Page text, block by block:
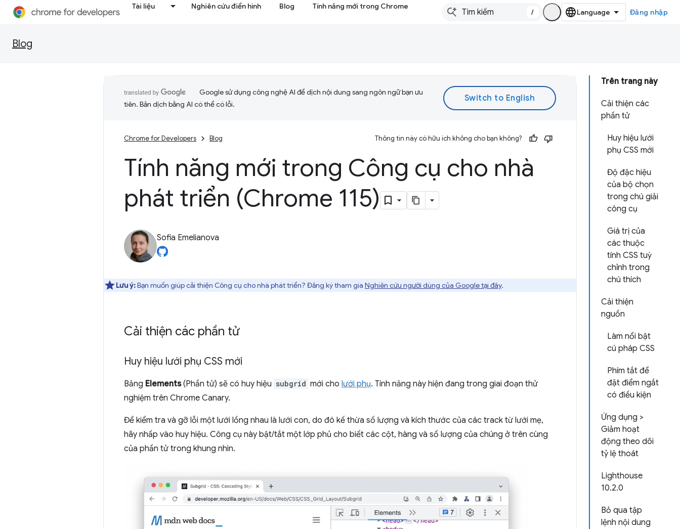
Tài liệu Nghiên cứu điển hình Blog Tính năng mới trong Chrome
/ Đăng nhập
Blog
Trên trang này
Cải thiện các
phần tử
Huy hiệu lưới
phụ CSS mới
Độ đặc hiệu
của bộ chọn
trong chú giải
công cụ
Giá trị của
các thuộc
tính CSS tuỳ
chỉnh trong
chú thích
Cải thiện
nguồn
Làm nổi bật
cú pháp CSS
Phím tắt để
đặt điểm ngắt
có điều kiện
Ứng dụng >
Giảm hoạt
động theo dõi
tỷ lệ thoát
Lighthouse
10.2.0
Bỏ qua tập
lệnh nội dung
Google sử dụng công nghệ AI để dịch nội dung sang ngôn ngữ bạn ưu
tiên. Bản dịch bằng AI có thể có lỗi.
Chrome for Developers Blog Thông tin này có hữu ích không cho bạn không?
Tính năng mới trong Công cụ cho nhà
phát triển (Chrome 115)
Sofia Emelianova
Lưu ý:Bạn muốn giúp cải thiện Công cụ cho nhà phát triển? Đăng ký tham gia Nghiên cứu người dùng của Google tại đây.
Cải thiện các phần tử
Huy hiệu lưới phụ CSS mới
Bảng Elements(Phần tử) sẽ có huy hiệu subgrid mới cho lưới phụ. Tính năng này hiện đang trong giai đoạn thử
nghiệm trên Chrome Canary.
Để kiểm tra và gỡ lỗi một lưới lồng nhau là lưới con, do đó kế thừa số lượng và kích thước của các track từ lưới mẹ,
hãy nhấp vào huy hiệu. Công cụ này bật/tắt một lớp phủ cho biết các cột, hàng và số lượng của chúng ở trên cùng
của phần tử trong khung nhìn.